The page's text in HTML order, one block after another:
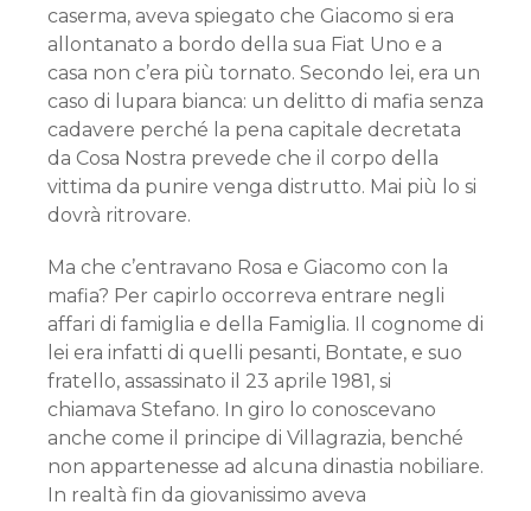
caserma, aveva spiegato che Giacomo si era
allontanato a bordo della sua Fiat Uno e a
casa non c’era più tornato. Secondo lei, era un
caso di lupara bianca: un delitto di mafia senza
cadavere perché la pena capitale decretata
da Cosa Nostra prevede che il corpo della
vittima da punire venga distrutto. Mai più lo si
dovrà ritrovare.
Ma che c’entravano Rosa e Giacomo con la
mafia? Per capirlo occorreva entrare negli
affari di famiglia e della Famiglia. Il cognome di
lei era infatti di quelli pesanti, Bontate, e suo
fratello, assassinato il 23 aprile 1981, si
chiamava Stefano. In giro lo conoscevano
anche come il principe di Villagrazia, benché
non appartenesse ad alcuna dinastia nobiliare.
In realtà fin da giovanissimo aveva